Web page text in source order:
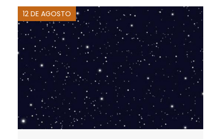
12 DE AGOSTO